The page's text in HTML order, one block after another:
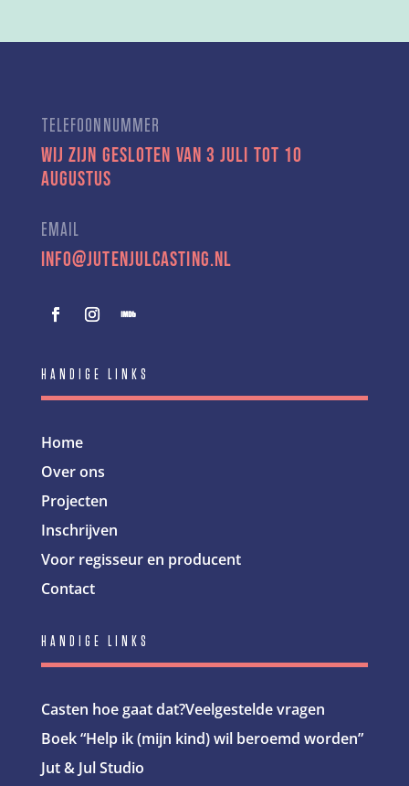
TELEFOONNUMMER
Wij zijn gesloten van 3 juli tot 10
augustus
EMAIL
info@jutenjulcasting.nl
HANDIGE LINKS
Home
Over ons
Projecten
Inschrijven
Voor regisseur en producent
Contact
HANDIGE LINKS
Casten hoe gaat dat?Veelgestelde vragen
Boek “Help ik (mijn kind) wil beroemd worden”
Jut & Jul Studio